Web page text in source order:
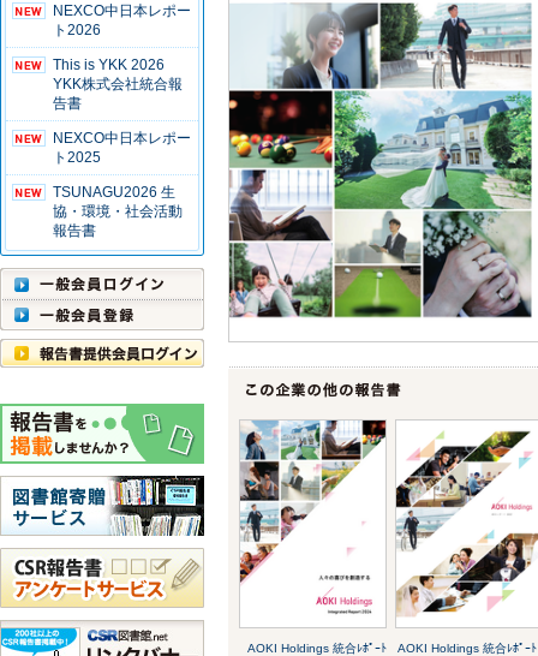
NEXCO中日本レポー
ト2026
This is YKK 2026
YKK株式会社統合報
告書
NEXCO中日本レポー
ト2025
TSUNAGU2026 生
協・環境・社会活動
報告書
AOKI Holdings 統合ﾚﾎﾟｰﾄ
AOKI Holdings 統合ﾚﾎﾟｰﾄ